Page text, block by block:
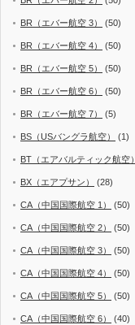
BR（エバー航空 3） (50)
BR（エバー航空 4） (50)
BR（エバー航空 5） (50)
BR（エバー航空 6） (50)
BR（エバー航空 7） (5)
BS（USバングラ航空） (1)
BT（エアバルティック航空）
BX（エアプサン） (28)
CA（中国国際航空 1） (50)
CA（中国国際航空 2） (50)
CA（中国国際航空 3） (50)
CA（中国国際航空 4） (50)
CA（中国国際航空 5） (50)
CA（中国国際航空 6） (40)